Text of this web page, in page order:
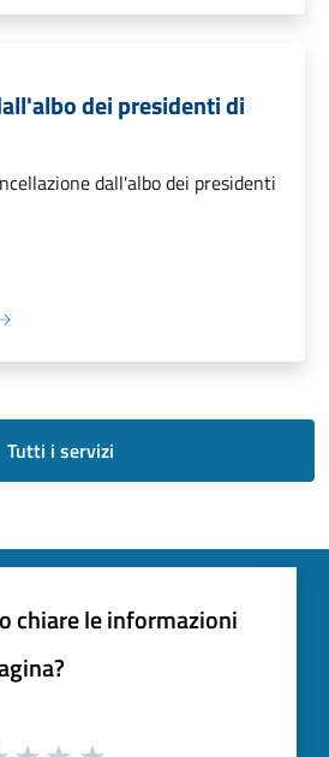
dei presidenti di
dall'albo dei presidenti
Tutti i servizi
chiare le informazioni